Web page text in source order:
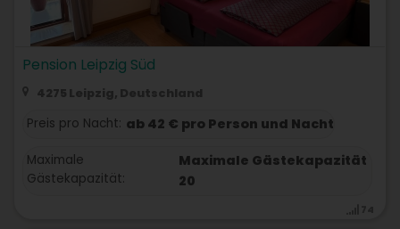
Pension Leipzig Süd
4275 Leipzig, Deutschland
Preis pro Nacht: ab 42 € pro Person und Nacht
Maximale
Gästekapazität:
Maximale Gästekapazität
20